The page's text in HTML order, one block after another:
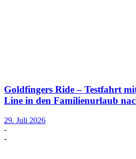
Goldfingers Ride – Testfahrt
Line in den Familienurlaub
29. Juli 2026
-
-